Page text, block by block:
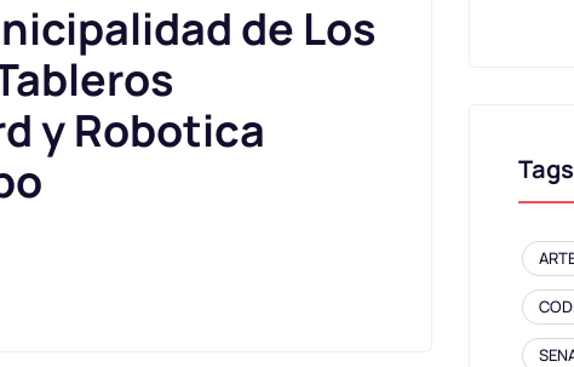
de Los
y Robotica
Tags